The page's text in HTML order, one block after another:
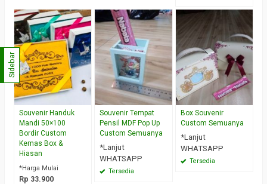
Souvenir Handuk
Mandi 50×100
Bordir Custom
Kemas Box &
Hiasan
*Harga Mulai
Rp 33.900
Souvenir Tempat
Pensil MDF Pop Up
Custom Semuanya
*Lanjut
WHATSAPP
Tersedia
Box Souvenir
Custom Semuanya
*Lanjut
WHATSAPP
Tersedia
Sidebar